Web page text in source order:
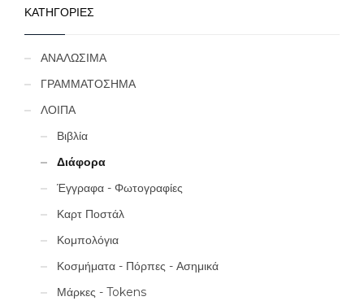
ΚΑΤΗΓΟΡΙΕΣ
ΑΝΑΛΩΣΙΜΑ
ΓΡΑΜΜΑΤΟΣΗΜΑ
ΛΟΙΠΑ
Βιβλία
Διάφορα
Έγγραφα - Φωτογραφίες
Καρτ Ποστάλ
Κομπολόγια
Κοσμήματα - Πόρπες - Ασημικά
Μάρκες - Tokens